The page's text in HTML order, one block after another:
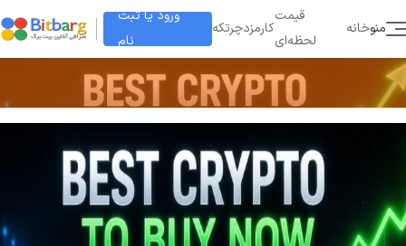
ورود یا ثبت
نام
چرتکهکارمزد
قیمت
لحظه‌ای
خانهمنو